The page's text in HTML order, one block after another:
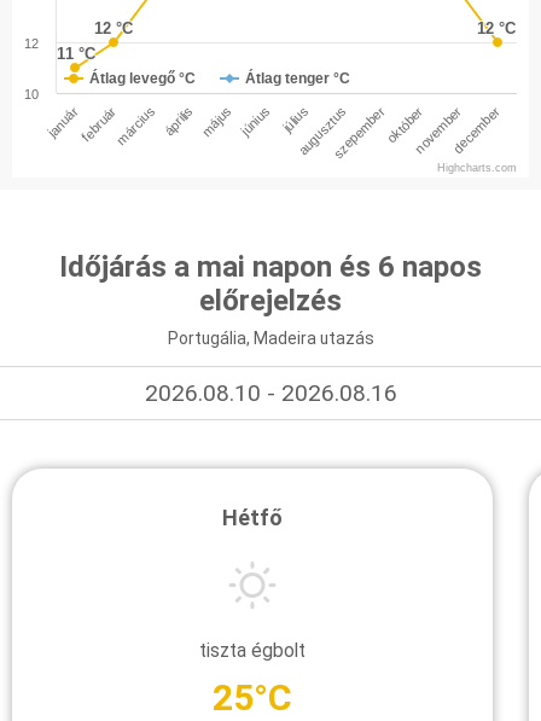
11 °C
11 °C
12 °C
12 °C 12 °C
12 °C
Átlag levegő °C Átlag tenger °C
januárfebruármárcius április május június júliusaugusztusszepemberoktóbernovemberdecember
10
12
Highcharts.com
Időjárás a mai napon és 6 napos
előrejelzés
Portugália, Madeira utazás
2026.08.10 - 2026.08.16
Hétfő
tiszta égbolt
25°C